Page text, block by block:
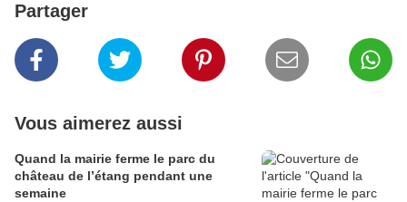
Partager
Vous aimerez aussi
Quand la mairie ferme le parc du
château de l’étang pendant une
semaine